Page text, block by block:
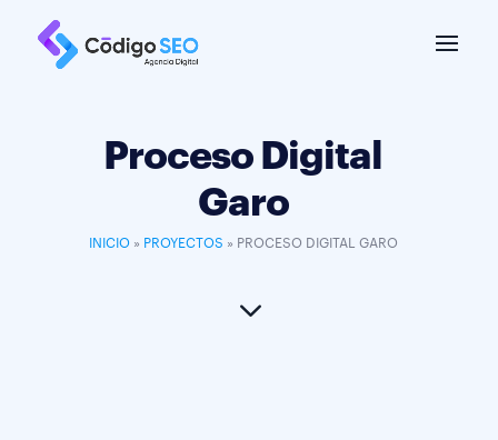
Proceso Digital
Garo
INICIO» PROYECTOS » PROCESO DIGITAL GARO
3